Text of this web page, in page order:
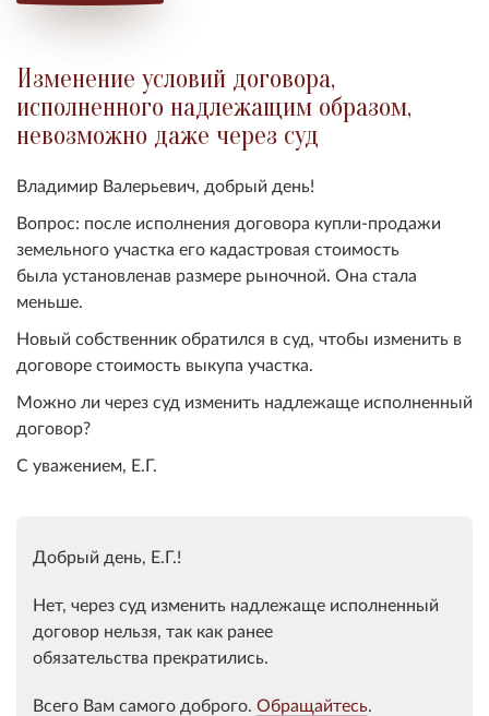
Изменение условий договора,
исполненного надлежащим образом,
невозможно даже через суд
Владимир Валерьевич, добрый день!
Вопрос: после исполнения договора купли-продажи
земельного участка его кадастровая стоимость
была установленав размере рыночной. Она стала
меньше.
Новый собственник обратился в суд, чтобы изменить в
договоре стоимость выкупа участка.
Можно ли через суд изменить надлежаще исполненный
договор?
С уважением, Е.Г.
Добрый день, Е.Г.!
Нет, через суд изменить надлежаще исполненный
договор нельзя, так как ранее
обязательства прекратились.
Всего Вам самого доброго. Обращайтесь.